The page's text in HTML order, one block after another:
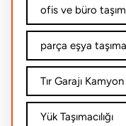
ofis ve büro
parça eşya taşıma
Tır Garajı
Yük Taşımacılığı